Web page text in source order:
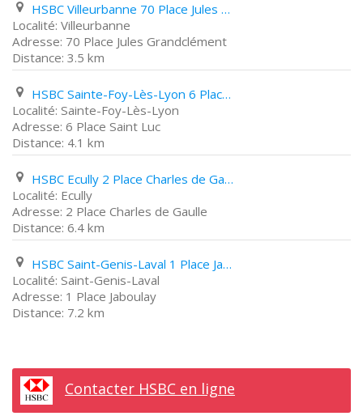
HSBC Villeurbanne 70 Place Jules Grandclément
Villeurbanne
70 Place Jules Grandclément
3.5 km
HSBC Sainte-Foy-Lès-Lyon 6 Place Saint Luc
Sainte-Foy-Lès-Lyon
6 Place Saint Luc
4.1 km
HSBC Ecully 2 Place Charles de Gaulle
Ecully
2 Place Charles de Gaulle
6.4 km
HSBC Saint-Genis-Laval 1 Place Jaboulay
Saint-Genis-Laval
1 Place Jaboulay
7.2 km
Contacter HSBC en ligne